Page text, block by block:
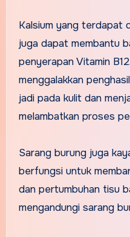
Kalsium yang terdapat
juga dapat membantu
penyerapan Vitamin
menggalakkan
jadi pada kulit dan
melambatkan proses
Sarang burung juga
berfungsi untuk
dan pertumbuhan tisu
mengandungi sarang